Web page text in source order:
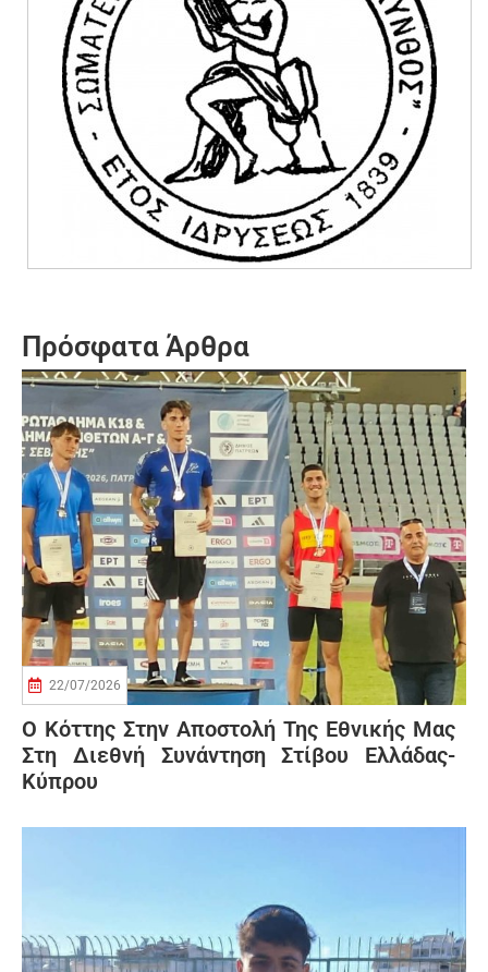
Πρόσφατα Άρθρα
22/07/2026
Ο Κόττης Στην Αποστολή Της Εθνικής Μας
Στη Διεθνή Συνάντηση Στίβου Ελλάδας-
Κύπρου